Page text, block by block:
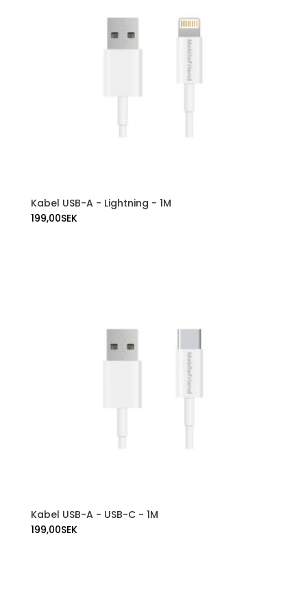
Kabel USB-A - Lightning - 1M
199,00SEK
Kabel USB-A - USB-C - 1M
199,00SEK